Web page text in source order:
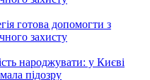
готова допомогти з
захисту